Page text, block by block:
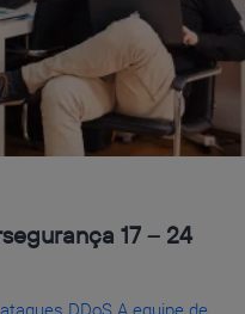
17 – 24